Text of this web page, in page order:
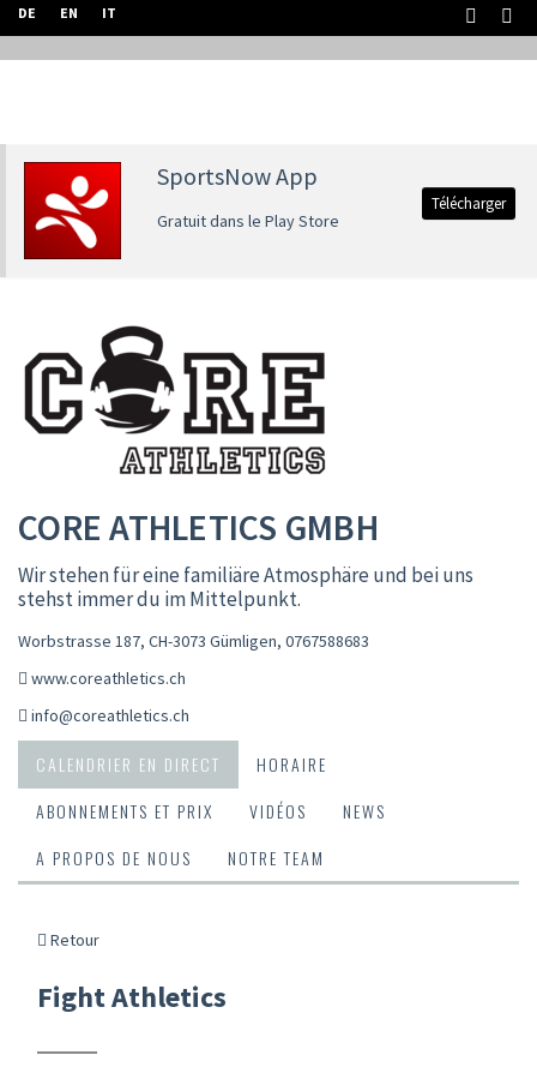
DE EN IT
SportsNow App
Gratuit dans le Play Store
Télécharger
CORE ATHLETICS GMBH
Wir stehen für eine familiäre Atmosphäre und bei uns
stehst immer du im Mittelpunkt.
Worbstrasse 187, CH-3073 Gümligen, 0767588683
www.coreathletics.ch
info@coreathletics.ch
CALENDRIER EN DIRECT
HORAIRE
ABONNEMENTS ET PRIX
VIDÉOS
NEWS
A PROPOS DE NOUS
NOTRE TEAM
Retour
Fight Athletics